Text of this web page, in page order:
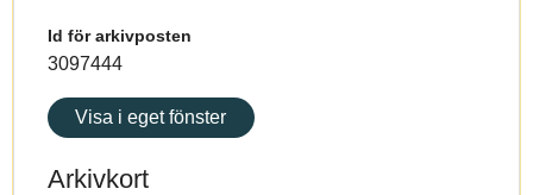
Id för arkivposten
3097444
Visa i eget fönster
Arkivkort